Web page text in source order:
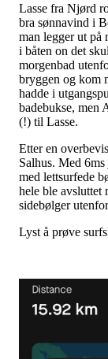
Lasse fra Njørd
bra sønnavind i
man legger ut på
i båten on det
morgenbad
bryggen og kom
hadde i
badebukse, men
(!) til Lasse.
Etter en
Salhus. Med
med lettsurfede
hele ble avsluttet
sidebølger
Lyst å prøve